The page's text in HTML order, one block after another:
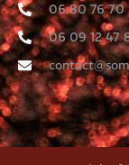
06 80 76 70
06 09 12 47